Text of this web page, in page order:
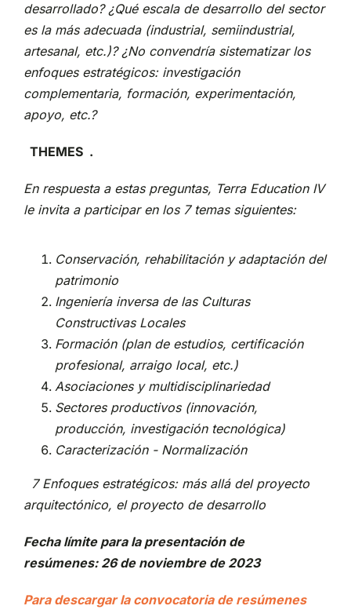
desarrollado? ¿Qué escala de desarrollo del sector
es la más adecuada (industrial, semiindustrial,
artesanal, etc.)? ¿No convendría sistematizar los
enfoques estratégicos: investigación
complementaria, formación, experimentación,
apoyo, etc.?
THEMES .
En respuesta a estas preguntas, Terra Education IV
le invita a participar en los 7 temas siguientes:
Conservación, rehabilitación y adaptación del
patrimonio
Ingeniería inversa de las Culturas
Constructivas Locales
Formación (plan de estudios, certificación
profesional, arraigo local, etc.)
Asociaciones y multidisciplinariedad
Sectores productivos (innovación,
producción, investigación tecnológica)
Caracterización - Normalización
7 Enfoques estratégicos: más allá del proyecto
arquitectónico, el proyecto de desarrollo
Fecha límite para la presentación de
resúmenes: 26 de noviembre de 2023
Para descargar la convocatoria de resúmenes